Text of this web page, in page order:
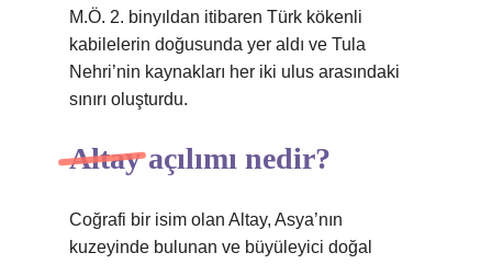
M.Ö. 2. binyıldan itibaren Türk kökenli
kabilelerin doğusunda yer aldı ve Tula
Nehri’nin kaynakları her iki ulus arasındaki
sınırı oluşturdu.
Altay açılımı nedir?
Coğrafi bir isim olan Altay, Asya’nın
kuzeyinde bulunan ve büyüleyici doğal